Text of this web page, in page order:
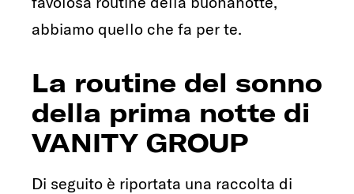
abbiamo quello che fa per te.
La routine del sonno
della prima notte di
VANITY GROUP
Di seguito è riportata una raccolta di